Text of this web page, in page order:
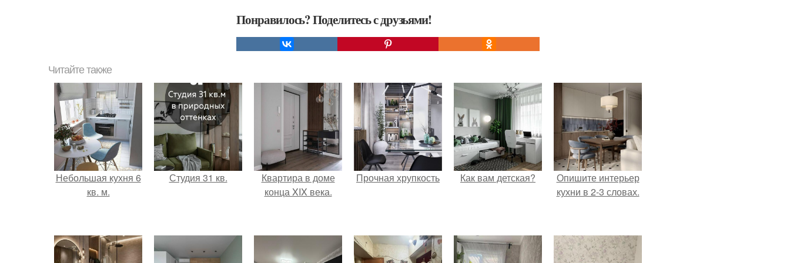
Понравилось? Поделитесь с друзьями!
Читайте также
Небольшая кухня 6
кв. м.
Студия 31 кв.
Квартира в доме
конца XIX века.
Прочная хрупкость Как вам детская?
Опишите интерьер
кухни в 2-3 словах.